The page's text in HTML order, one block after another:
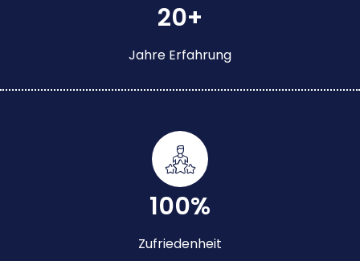
20+
Jahre Erfahrung
100%
Zufriedenheit